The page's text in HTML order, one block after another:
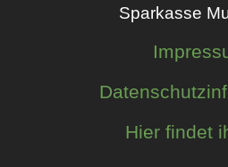
Sparkasse
Hier findet